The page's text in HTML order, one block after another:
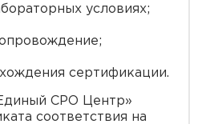
условиях;
сертификации.
СРО Центр»
соответствия на